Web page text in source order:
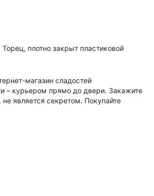
плотно закрыт пластиковой
магазин сладостей
– курьером прямо до двери. Закажите
является секретом. Покупайте